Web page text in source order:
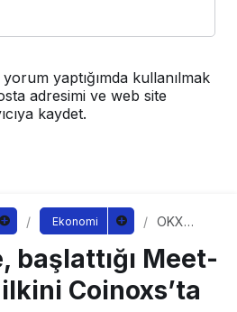
yaptığımda kullanılmak
adresimi ve web site
kaydet.
Ekonomi
OKX
başlattığı
Meet-Up
serisinin
ilkini
başlattığı Meet-
Coinoxs’ta